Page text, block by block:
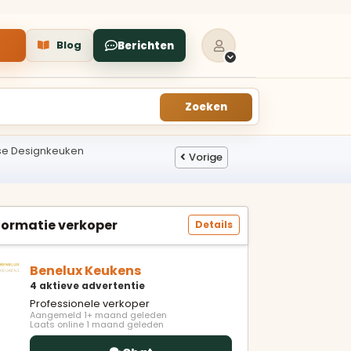
Blog Berichten
Zoeken
tot
VERKOCHTE
Een galerie met keukens
die recent in
professionele winkels zijn
Alle verkochte
keukens
Recent in winkels
verkocht
Designkeuken
Vorige
verkoper Details
Benelux Keukens
4 aktieve advertentie
Professionele verkoper
Aangemeld 1+ maand geleden
Laats online 1 maand geleden